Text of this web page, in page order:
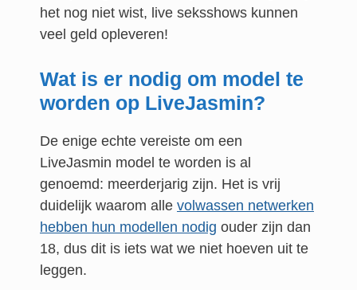
het nog niet wist, live seksshows kunnen
veel geld opleveren!
Wat is er nodig om model te
worden op LiveJasmin?
De enige echte vereiste om een
LiveJasmin model te worden is al
genoemd: meerderjarig zijn. Het is vrij
duidelijk waarom alle volwassen netwerken
hebben hun modellen nodig ouder zijn dan
18, dus dit is iets wat we niet hoeven uit te
leggen.